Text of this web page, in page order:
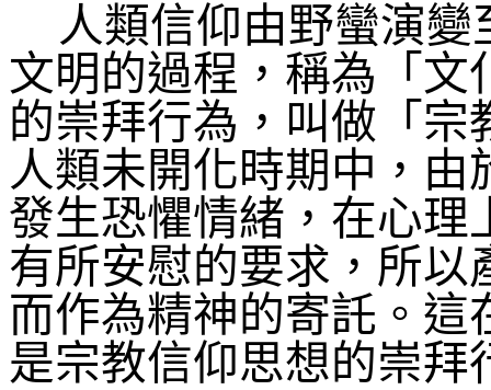
人類信仰由野蠻演
文明的過程，稱為「文
的崇拜行為，叫做「
人類未開化時期中，
發生恐懼情緒，在心理
有所安慰的要求，所以
而作為精神的寄託。這
是宗教信仰思想的